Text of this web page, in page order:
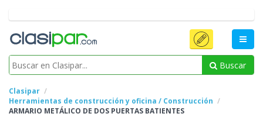
Buscar
Clasipar
Herramientas de construcción y oficina / Construcción
ARMARIO METÁLICO DE DOS PUERTAS BATIENTES